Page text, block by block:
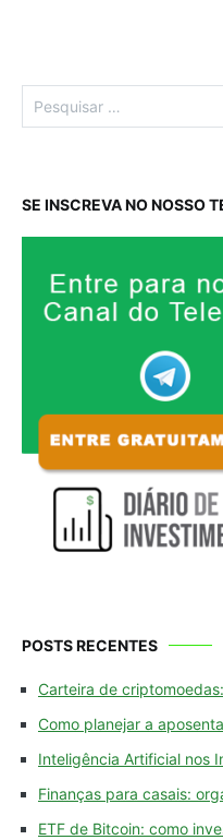
Pesquisar
por:
SE INSCREVA NO NOSSO
POSTS RECENTES
Carteira de
Como planejar a
Inteligência Artificial nos
Finanças para casais:
ETF de Bitcoin: como